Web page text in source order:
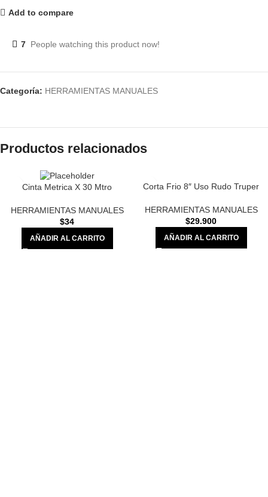
Add to compare
7 People watching this product now!
Categoría: HERRAMIENTAS MANUALES
Productos relacionados
Cinta Metrica X 30 Mtro
HERRAMIENTAS MANUALES
$34
AÑADIR AL CARRITO
Corta Frio 8″ Uso Rudo Truper
HERRAMIENTAS MANUALES
$29.900
AÑADIR AL CARRITO